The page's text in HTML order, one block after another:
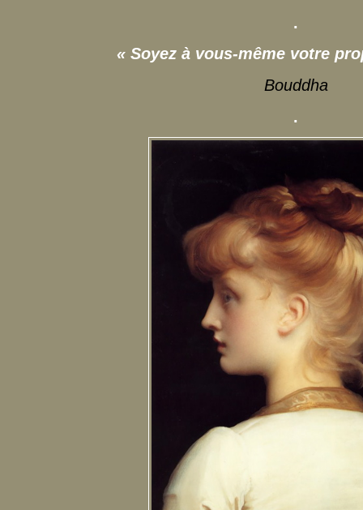
.
« Soyez à vous-même votre
Bouddha
.